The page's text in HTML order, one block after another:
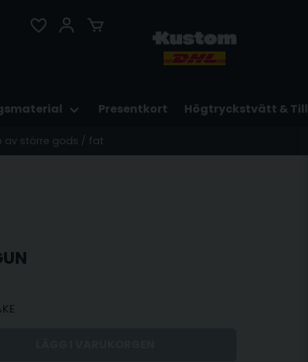
Presentkort Högtryckstvätt &
av större gods / fat